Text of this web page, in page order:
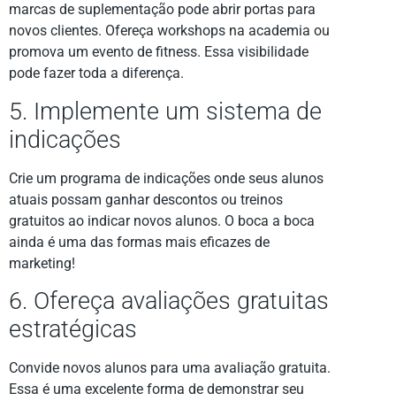
marcas de suplementação pode abrir portas para
novos clientes. Ofereça workshops na academia ou
promova um evento de fitness. Essa visibilidade
pode fazer toda a diferença.
5. Implemente um sistema de
indicações
Crie um programa de indicações onde seus alunos
atuais possam ganhar descontos ou treinos
gratuitos ao indicar novos alunos. O boca a boca
ainda é uma das formas mais eficazes de
marketing!
6. Ofereça avaliações gratuitas
estratégicas
Convide novos alunos para uma avaliação gratuita.
Essa é uma excelente forma de demonstrar seu